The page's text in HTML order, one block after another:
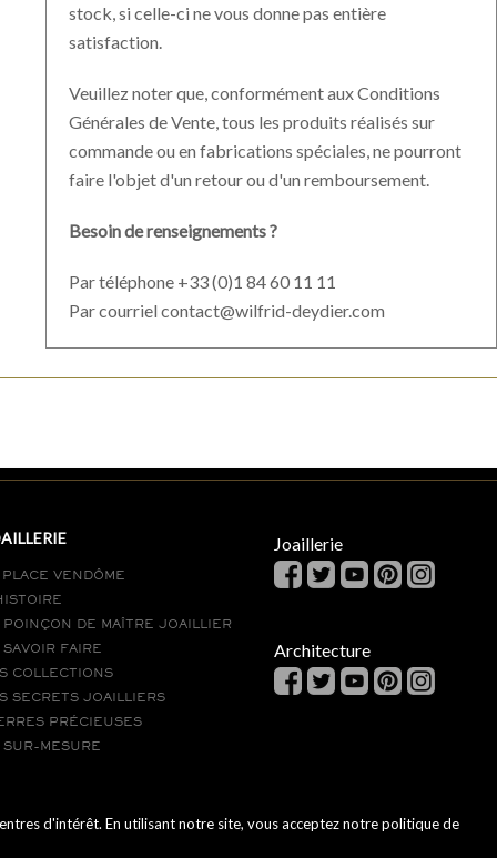
stock, si celle-ci ne vous donne pas entière
satisfaction.
Veuillez noter que, conformément aux Conditions
Générales de Vente, tous les produits réalisés sur
commande ou en fabrications spéciales, ne pourront
faire l'objet d'un retour ou d'un remboursement.
Besoin de renseignements ?
Par téléphone +33 (0)1 84 60 11 11
Par courriel contact@wilfrid-deydier.com
PLACE VENDÔME
POINÇON DE MAÎTRE JOAILLIER
SAVOIR FAIRE
COLLECTIONS
SECRETS JOAILLIERS
PRÉCIEUSES
SUR-MESURE
Joaillerie
Architecture
d'intérêt. En utilisant notre site, vous acceptez notre politique de